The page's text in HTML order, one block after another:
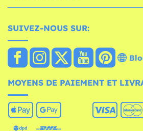
SUIVEZ-NOUS SUR:
MOYENS DE PAIEMENT ET